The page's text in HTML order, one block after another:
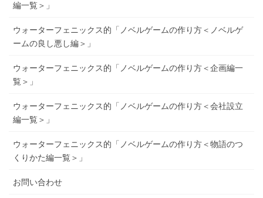
編一覧＞」
ウォーターフェニックス的「ノベルゲームの作り方＜ノベルゲ
ームの良し悪し編＞」
ウォーターフェニックス的「ノベルゲームの作り方＜企画編一
覧＞」
ウォーターフェニックス的「ノベルゲームの作り方＜会社設立
編一覧＞」
ウォーターフェニックス的「ノベルゲームの作り方＜物語のつ
くりかた編一覧＞」
お問い合わせ